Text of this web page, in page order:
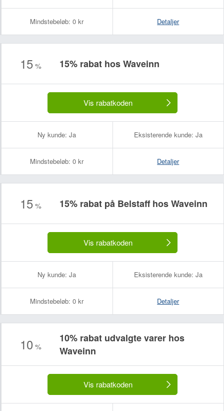
Mindstebeløb: 0 kr Detaljer
15 % 15% rabat hos Waveinn
Vis rabatkoden
Ny kunde: Ja Eksisterende kunde: Ja
Mindstebeløb: 0 kr Detaljer
15 % 15% rabat på Belstaff hos Waveinn
Vis rabatkoden
Ny kunde: Ja Eksisterende kunde: Ja
Mindstebeløb: 0 kr Detaljer
10 %
10% rabat udvalgte varer hos
Waveinn
Vis rabatkoden